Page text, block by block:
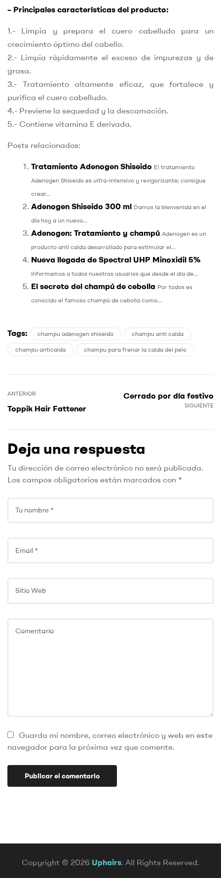
– Principales características del producto:
1.- Limpia y prepara el cuero cabelludo para un
crecimiento óptimo del cabello.
2.- Limpia rápidamente el exceso de impurezas y de
grasa.
3.- Tratamiento altamente eficaz, que fortalece y
purifica el cuero cabelludo.
4.- Previene la sequedad y la descamación.
5.- Contiene vitamina E derivada.
Posts relacionados:
Tratamiento Adenogen Shiseido El tratamiento
Adenogen Shiseido es ultra-intensivo y revigorizante; consigue
crear...
Adenogen Shiseido 300 ml Damos la bienvenida en el
día hoy a un nuevo...
Adenogen: Tratamiento y champú Adenogen es un
producto anti caída desarrollado para estimular el...
Nueva llegada de Spectral UHP Minoxidil 5%
Informamos a todos nuestros usuarios que desde el día de...
El secreto del champú de cebolla Por todos es
conocido el famoso champú de cebolla como...
Tags: champu adenogen shiseido champu anti caida
champu anticaida champu para frenar la caida del pelo
ANTERIOR
Toppik Hair Fattener SIGUIENTE
Cerrado por día festivo
Deja una respuesta
Tu dirección de correo electrónico no será publicada.
Los campos obligatorios están marcados con *
Guarda mi nombre, correo electrónico y web en este
navegador para la próxima vez que comente.
Copyright © 2026 Uphairs. All Rights Reserved.